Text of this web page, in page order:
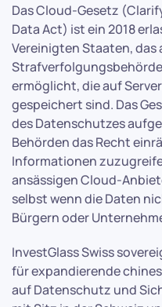
Das Cloud-Gesetz
Data Act) ist ein 2018
Vereinigten Staaten, das
ermöglicht, die auf
gespeichert sind. Das
des Datenschutzes
Behörden das Recht
Informationen
ansässigen Cloud-
selbst wenn die Daten
Bürgern oder
InvestGlass Swiss
für expandierende
auf Datenschutz und